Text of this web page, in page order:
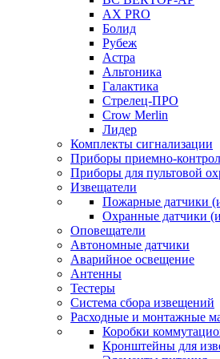
AX PRO
Болид
Рубеж
Астра
Альтоника
Галактика
Стрелец-ПРО
Crow Merlin
Лидер
Комплекты сигнализации
Приборы приемно-
Приборы для пультовой
Извещатели
Пожарные датчики
Охранные датчики
Оповещатели
Автономные датчики
Аварийное освещение
Антенны
Тестеры
Система сбора извещений
Расходные и монтажные
Коробки
Кронштейны для